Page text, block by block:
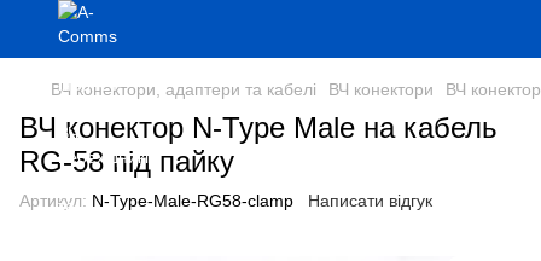
ВЧ конектори, адаптери та кабелі ВЧ конектори ВЧ
ВЧ конектор N-Type Male на кабель
RG-58 під пайку
Артикул: N-Type-Male-RG58-clamp Написати відгук